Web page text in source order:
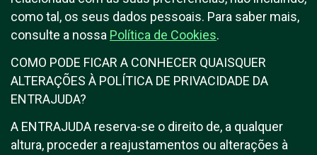
como tal, os seus dados pessoais. Para saber mais,
consulte a nossa Política de Cookies.
COMO PODE FICAR A CONHECER QUAISQUER
ALTERAÇÕES À POLÍTICA DE PRIVACIDADE DA
ENTRAJUDA?
A ENTRAJUDA reserva-se o direito de, a qualquer
altura, proceder a reajustamentos ou alterações à